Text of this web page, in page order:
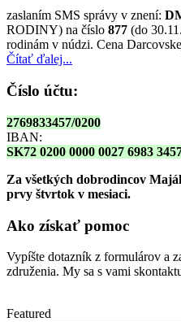
zaslaním SMS správy v znení:
RODINY) na číslo 877 (do
rodinám v núdzi. Cena
Čítať ďalej...
Číslo účtu:
2769833457/0200
IBAN:
SK72 0200 0000 0027 6983
Za všetkých dobrodincov
prvy štvrtok v mesiaci.
Ako získať pomoc
Vypíšte dotazník z formulárov a
združenia. My sa s vami
Featured